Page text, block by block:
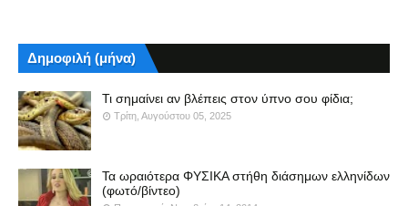
Δημοφιλή (μήνα)
Τι σημαίνει αν βλέπεις στον ύπνο σου φίδια;
Τρίτη, Αυγούστου 05, 2025
Τα ωραιότερα ΦΥΣΙΚΑ στήθη διάσημων ελληνίδων
(φωτό/βίντεο)